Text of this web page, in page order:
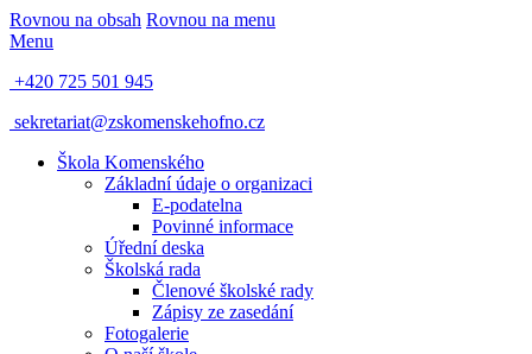
Rovnou na obsah Rovnou na menu
Menu
+420 725 501 945
sekretariat@zskomenskehofno.cz
Škola Komenského
Základní údaje o organizaci
E-podatelna
Povinné informace
Úřední deska
Školská rada
Členové školské rady
Zápisy ze zasedání
Fotogalerie